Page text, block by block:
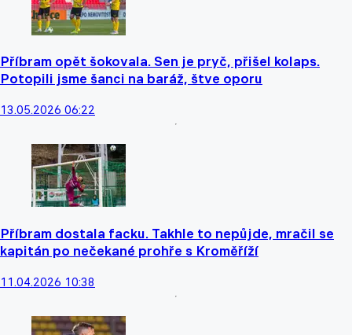
Příbram opět šokovala. Sen je pryč, přišel kolaps.
Potopili jsme šanci na baráž, štve oporu
13.05.2026 06:22
Příbram dostala facku. Takhle to nepůjde, mračil se
kapitán po nečekané prohře s Kroměříží
11.04.2026 10:38